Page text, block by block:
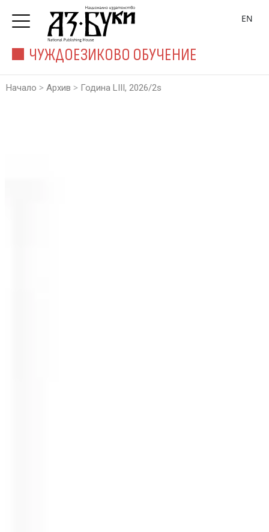
ЧУЖДОЕЗИКОВО ОБУЧЕНИЕ
EN
Начало > Архив > Година LIII, 2026/2s